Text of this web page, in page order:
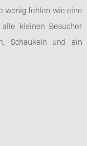
wenig fehlen wie eine
kleinen Besucher
Schaukeln und ein